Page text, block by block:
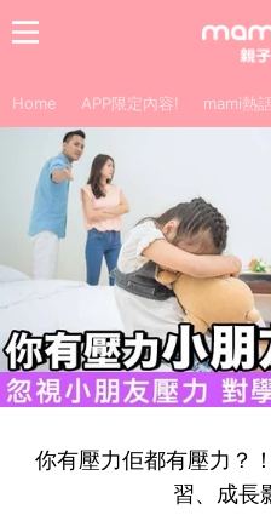
Home APP限定內容! mami熱話
你有壓力佢都有壓力？
習、成長